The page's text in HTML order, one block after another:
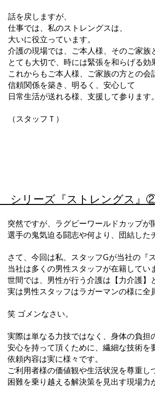
話を戻しますが、
仕事では、私のストレングスは、
大いに役立っています。
介護の現場では、ご本人様、そのご家族
とても大切で、時には緊張を和らげる効
これからもご本人様、ご家族の方との会
信頼関係を築き、明るく、安心して
日常生活が送れる様、支援して参ります。
（スタッフＴ）
シリーズ『ストレングス
突然ですが、ラグビーワールドカップが
選手の鬼気迫る闘志や何より、団結し
さて、今回は私、スタッフGが当社の『
当社は多くの男性スタッフが在籍してい
世間では、男性が行う介護は【力介護】
実は男性スタッフはラガーマンの様に全
笑 ゴメンなさい。
実際は単なる力技ではなく、身体の負担
安心を持って頂くために、繊細な技術を
依頼内容は実に様々です。
ご利用者様の価値観や生活状況を尊重し
困難を乗り越える解決策を見出す現場力